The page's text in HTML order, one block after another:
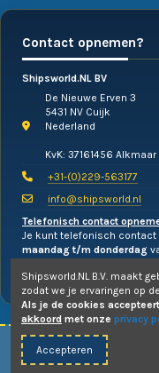
Contact opnemen?
Shipsworld.NL BV
De Nieuwe Erven 3
5431 NV Cuijk
Nederland
KvK: 37161456 Alkmaar
+31-(0)229-563177
info@shipsworld.nl
Telefonisch contact
Je kunt telefonisch contact
maandag t/m donderdag
© 2010-2026 -
Shipsworld.NL B.V. maakt
zodat we je ervaringen op
Als je de cookies
akkoord met onze privacy
Accepteren